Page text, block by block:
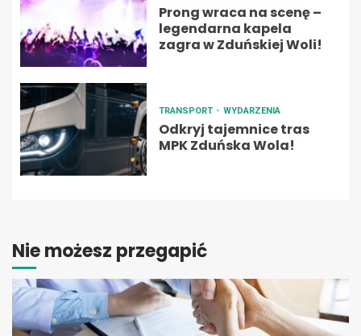
Prong wraca na scenę –
legendarna kapela
zagra w Zduńskiej Woli!
TRANSPORT WYDARZENIA
Odkryj tajemnice tras
MPK Zduńska Wola!
Nie możesz przegapić